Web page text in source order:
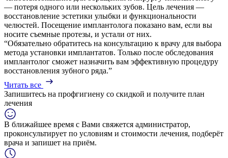
— потеря одного или нескольких зубов. Цель лечения —
восстановление эстетики улыбки и функциональности
челюстей. Посещение имплантолога показано вам, если вы
носите съемные протезы, и устали от них.
“Обязательно обратитесь на консультацию к врачу для выбора
метода установки имплантатов. Только после обследования
имплантолог сможет назначить вам эффективную процедуру
восстановления зубного ряда.”
Читать все
Запишитесь на профгигиену со скидкой и получите план
лечения
В ближайшее время с Вами свяжется администратор,
проконсультирует по условиям и стоимости лечения, подберёт
врача и запишет на приём.